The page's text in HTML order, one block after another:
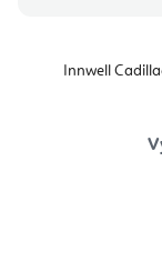
Innwell